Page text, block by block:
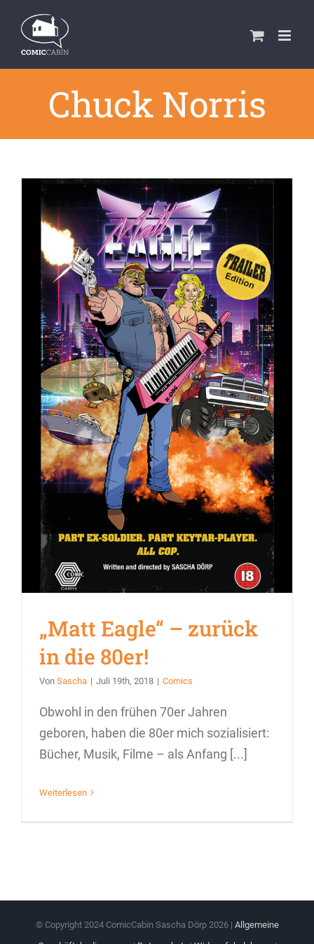
Inhalt
springen
Chuck Norris
„Matt Eagle“ – zurück
in die 80er!
Von Sascha | Juli 19th, 2018 | Comics
Obwohl in den frühen 70er Jahren
geboren, haben die 80er mich sozialisiert:
Bücher, Musik, Filme – als Anfang [...]
Weiterlesen
© Copyright 2024 ComicCabin Sascha Dörp 2026 | Allgemeine